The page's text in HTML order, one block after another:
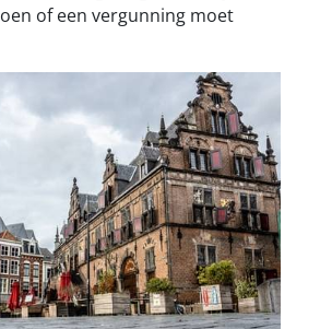
of een vergunning moet